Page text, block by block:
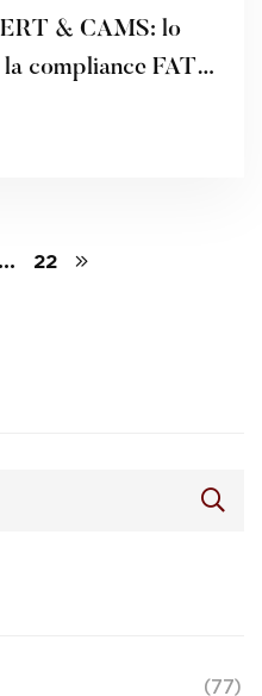
& CAMS: lo
compliance FATF
… 22
(77)